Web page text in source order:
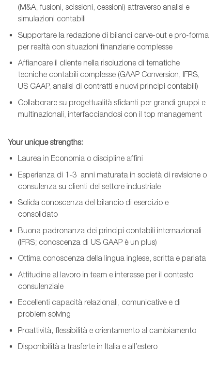
(M&A, fusioni, scissioni, cessioni) attraverso analisi e
simulazioni contabili
Supportare la redazione di bilanci carve-out e pro-forma
per realtà con situazioni finanziarie complesse
Affiancare il cliente nella risoluzione di tematiche
tecniche contabili complesse (GAAP Conversion, IFRS,
US GAAP, analisi di contratti e nuovi principi contabili)
Collaborare su progettualità sfidanti per grandi gruppi e
multinazionali, interfacciandosi con il top management
Your unique strengths:
Laurea in Economia o discipline affini
Esperienza di 1-3 anni maturata in società di revisione o
consulenza su clienti del settore industriale
Solida conoscenza del bilancio di esercizio e
consolidato
Buona padronanza dei principi contabili internazionali
(IFRS; conoscenza di US GAAP è un plus)
Ottima conoscenza della lingua inglese, scritta e parlata
Attitudine al lavoro in team e interesse per il contesto
consulenziale
Eccellenti capacità relazionali, comunicative e di
problem solving
Proattività, flessibilità e orientamento al cambiamento
Disponibilità a trasferte in Italia e all’estero